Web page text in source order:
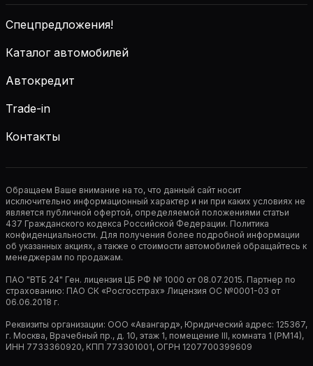
Спецпредложения!
Каталог автомобилей
Автокредит
Trade-in
Контакты
Обращаем Ваше внимание на то, что данный сайт носит
исключительно информационный характер и ни при каких условиях не
является публичной офертой, определяемой положениями статьи
437 Гражданского кодекса Российской Федерации. Политика
конфиденциальности. Для получения более подробной информации
об указанных акциях, а также о стоимости автомобилей обращайтесь к
менеджерам по продажам.
ПАО "ВТБ 24" Ген. лицензия ЦБ РФ № 1000 от 08.07.2015. Партнер по
страхованию: ПАО СК «Росгосстрах» Лицензия ОС №0001-03 от
06.06.2018 г.
Реквизиты организации: ООО «Авангард», Юридический адрес: 125367,
г. Москва, Врачебный пр., д. 10, этаж 1, помещение III, комната 1 (РМ14),
ИНН 7733360920, КПП 773301001, ОГРН 1207700399609